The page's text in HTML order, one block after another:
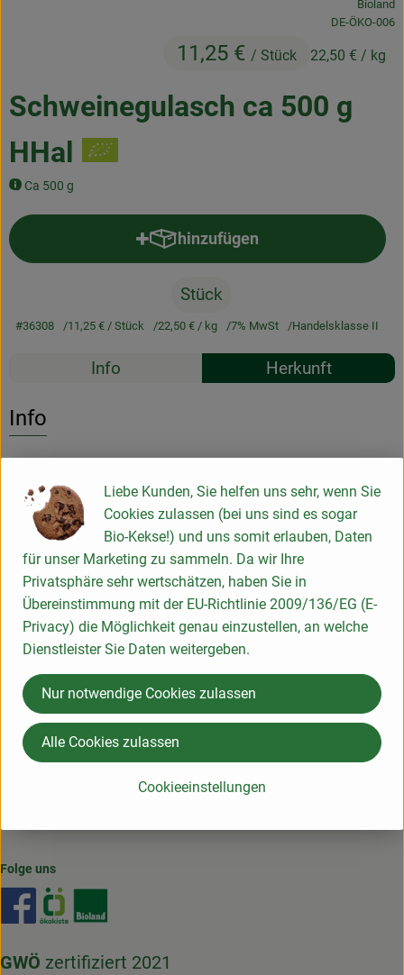
Getränke
Tiernahrung
Rezepte
Schweinegulasch ca 500 g
HHal
Ca 500 g
11,25 € / Stück 22,50 € / kg
Bioland
, Kontrollstelle:
DE-ÖKO-006
hinzufügen
Produkt zum Warenkorb
Stück
#36308 11,25 €/ Stück 22,50 €/ kg 7% MwSt Handelsklasse II
Rezepte
Info Herkunft
Info
Produktinformationen
Herkunft
aus der Region
Klimaneutral seit 2019
-> hier geht's zum Kompensationsnachweis
Folge uns
Externer Link zu https://www.facebook.com/
GWÖ zertifiziert 2021
Liebe Kunden, Sie helfen uns sehr, wenn Sie
Cookies zulassen (bei uns sind es sogar
Bio-Kekse!) und uns somit erlauben, Daten
für unser Marketing zu sammeln. Da wir Ihre
Privatsphäre sehr wertschätzen, haben Sie in
Übereinstimmung mit der EU-Richtlinie 2009/136/EG (E-
Privacy) die Möglichkeit genau einzustellen, an welche
Dienstleister Sie Daten weitergeben.
Cookieeinstellungen
Nur notwendige Cookies zulassen
Alle Cookies zulassen